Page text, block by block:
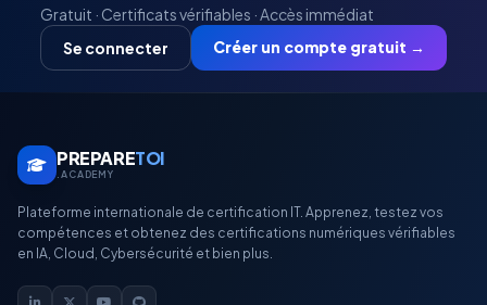
Gratuit · Certificats vérifiables · Accès immédiat
Se connecter
Créer un compte gratuit →
PREPARETOI
.ACADEMY
Plateforme internationale de certification IT. Apprenez, testez vos
compétences et obtenez des certifications numériques vérifiables
en IA, Cloud, Cybersécurité et bien plus.